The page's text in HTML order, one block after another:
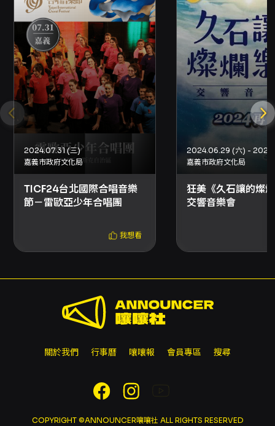
理；退票手續費為每張票面售價10%。換票視同
退票，需先退票後重新購買。線上或臨櫃、郵寄
等退票方式請依OPENTIX公告流程辦理，並留
意系統結算期間（每日23:30-00:00）暫停服
務。 - 特別提醒：若購票時使用文化幣或點數折
抵，退票時系統將優先退還點數與文化幣，並於
扣除退票手續費後辦理；若退回之文化幣或點數
已逾使用效期，OPENTIX將無法返還或展延。
遇節目取消或主要節目內容變動，相關退票機制
將公告於本節目頁面；如主辦未提供退款機制，
信用卡購票者可向發卡行申請爭議款退款。 - 聯
絡與查詢：主辦單位為國立台灣大學管樂團，如
需優惠代碼或其他演出資訊請洽主辦單位或
OPENTIX售票平台公告。
2024.07.31 (三)
嘉義市政府文化局
TICF24台北國際合唱音樂
節－雷歐亞少年合唱團
我想看
嘉義市政府文化局
狂美《久石讓的燦
交響音樂會
關於我們 行事曆 嚷嚷報 會員專區 搜尋
COPYRIGHT ©ANNOUNCER嚷嚷社 ALL RIGHTS RESERVED